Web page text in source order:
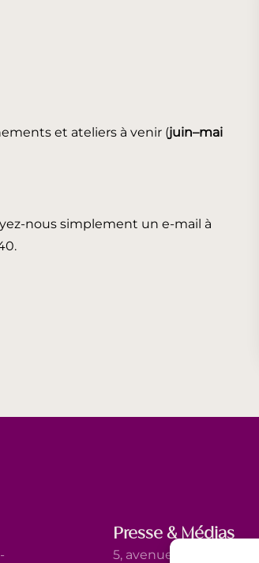
et ateliers à venir (juin–mai
nous simplement un e-mail à
Presse & Médias
5, avenue Marie-Thérèse